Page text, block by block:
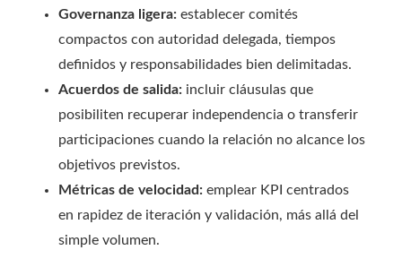
Governanza ligera: establecer comités
compactos con autoridad delegada, tiempos
definidos y responsabilidades bien delimitadas.
Acuerdos de salida: incluir cláusulas que
posibiliten recuperar independencia o transferir
participaciones cuando la relación no alcance los
objetivos previstos.
Métricas de velocidad: emplear KPI centrados
en rapidez de iteración y validación, más allá del
simple volumen.